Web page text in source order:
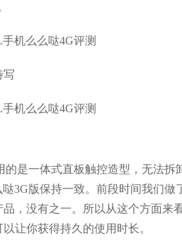
写
的是一体式直板触控造型，无法
3G版保持一致。前段时间我们
，没有之一。所以从这个方面来
让你获得持久的使用时长。